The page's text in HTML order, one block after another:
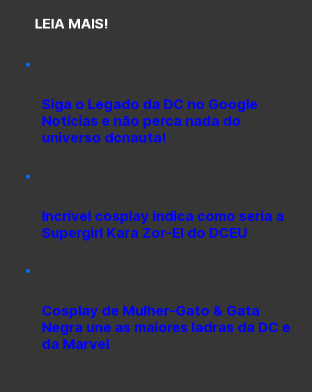
LEIA MAIS!
Siga o Legado da DC no Google
Notícias e não perca nada do
universo dcnauta!
Incrível cosplay indica como seria a
Supergirl Kara Zor-El do DCEU
Cosplay de Mulher-Gato & Gata
Negra une as maiores ladras da DC e
da Marvel